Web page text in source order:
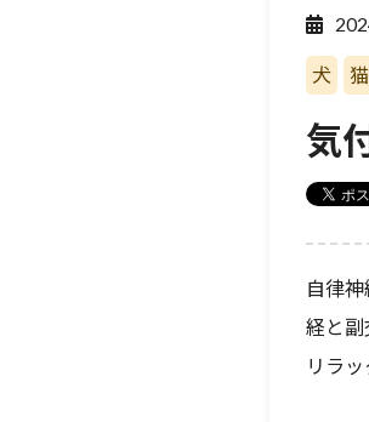
犬 猫
気
自律
経と副
リラ